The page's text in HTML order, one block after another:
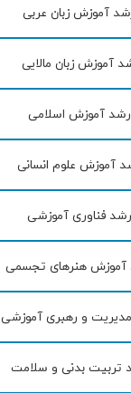
آموزش زبان عربی
آموزش زبان مالایی
آموزش اسلامی
آموزش علوم انسانی
فناوری آموزشی
آموزش هنرهای تجسمی
و رهبری آموزشی
تربیت بدنی و سلامت